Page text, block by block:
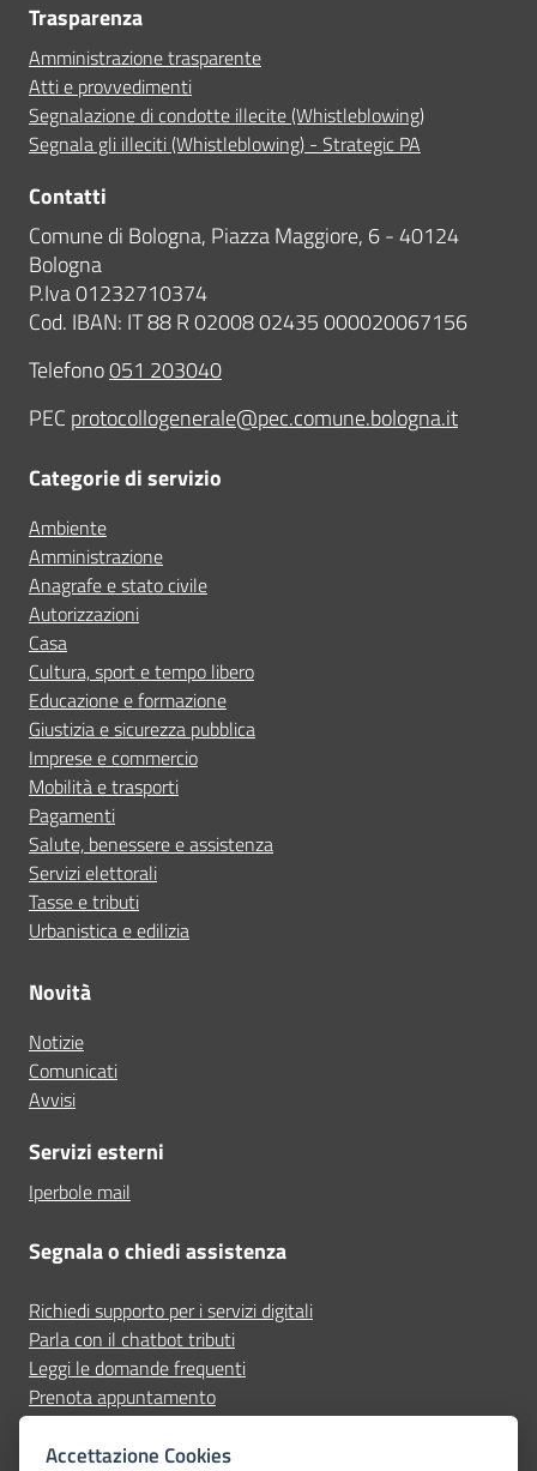
Trasparenza
Amministrazione trasparente
Atti e provvedimenti
Segnalazione di condotte illecite (Whistleblowing)
Segnala gli illeciti (Whistleblowing) - Strategic PA
Contatti
Comune di Bologna, Piazza Maggiore, 6 - 40124
Bologna
P.Iva 01232710374
Cod. IBAN: IT 88 R 02008 02435 000020067156
Telefono051 203040
PEC protocollogenerale@pec.comune.bologna.it
Categorie di servizio
Ambiente
Amministrazione
Anagrafe e stato civile
Autorizzazioni
Casa
Cultura, sport e tempo libero
Educazione e formazione
Giustizia e sicurezza pubblica
Imprese e commercio
Mobilità e trasporti
Pagamenti
Salute, benessere e assistenza
Servizi elettorali
Tasse e tributi
Urbanistica e edilizia
Novità
Notizie
Comunicati
Avvisi
Servizi esterni
Iperbole mail
Segnala o chiedi assistenza
Richiedi supporto per i servizi digitali
Parla con il chatbot tributi
Leggi le domande frequenti
Prenota appuntamento
Segnala disservizio
Accettazione Cookies